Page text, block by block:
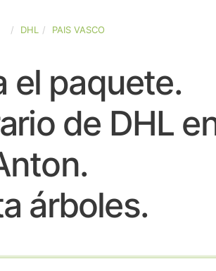
DHL PAIS VASCO
el paquete.
de DHL
árboles.